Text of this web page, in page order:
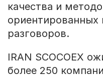
качества и
ориентированных
разговоров.
IRAN SCOCOEX
более 250